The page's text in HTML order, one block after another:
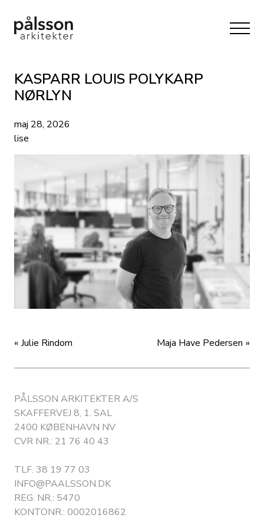
KASPARR LOUIS POLYKARP
NØRLYN
maj 28, 2026
lise
Julie Rindom Maja Have Pedersen
PÅLSSON ARKITEKTER A/S
SKAFFERVEJ 8, 1. SAL
2400 KØBENHAVN NV
CVR NR.: 21 76 40 43
TLF. 38 19 77 03
INFO@PAALSSON.DK
REG. NR.: 5470
KONTONR.: 0002016862